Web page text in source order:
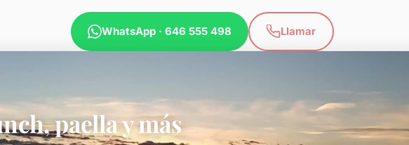
WhatsApp · 646 555 498 Llamar
paella y más